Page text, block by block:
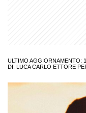
ULTIMO AGGIORNAMENTO:
DI: LUCA CARLO ETTORE